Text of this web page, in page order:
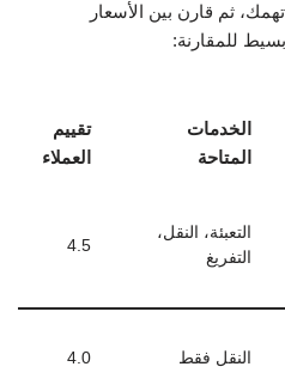
ثم قارن بين الأسعار
للمقارنة:
الخدمات
المتاحة
تقييم
العملاء
التعبئة، النقل،
التفريغ
4.5
النقل فقط 4.0